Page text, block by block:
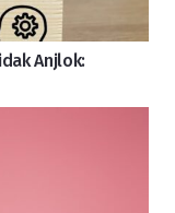
Anjlok: